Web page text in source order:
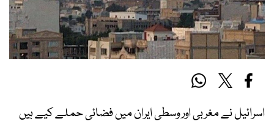
اسرائیل نے مغربی اور وسطی ایران میں فضائی حملے کیے ہیں